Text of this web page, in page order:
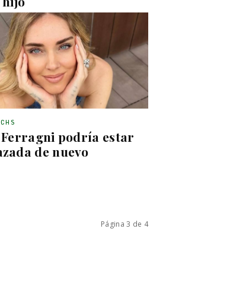
podría estar
de nuevo
Página 3 de 4